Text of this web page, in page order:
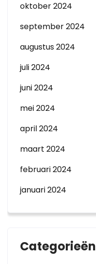
oktober 2024
september 2024
augustus 2024
juli 2024
juni 2024
mei 2024
april 2024
maart 2024
februari 2024
januari 2024
Categorieën